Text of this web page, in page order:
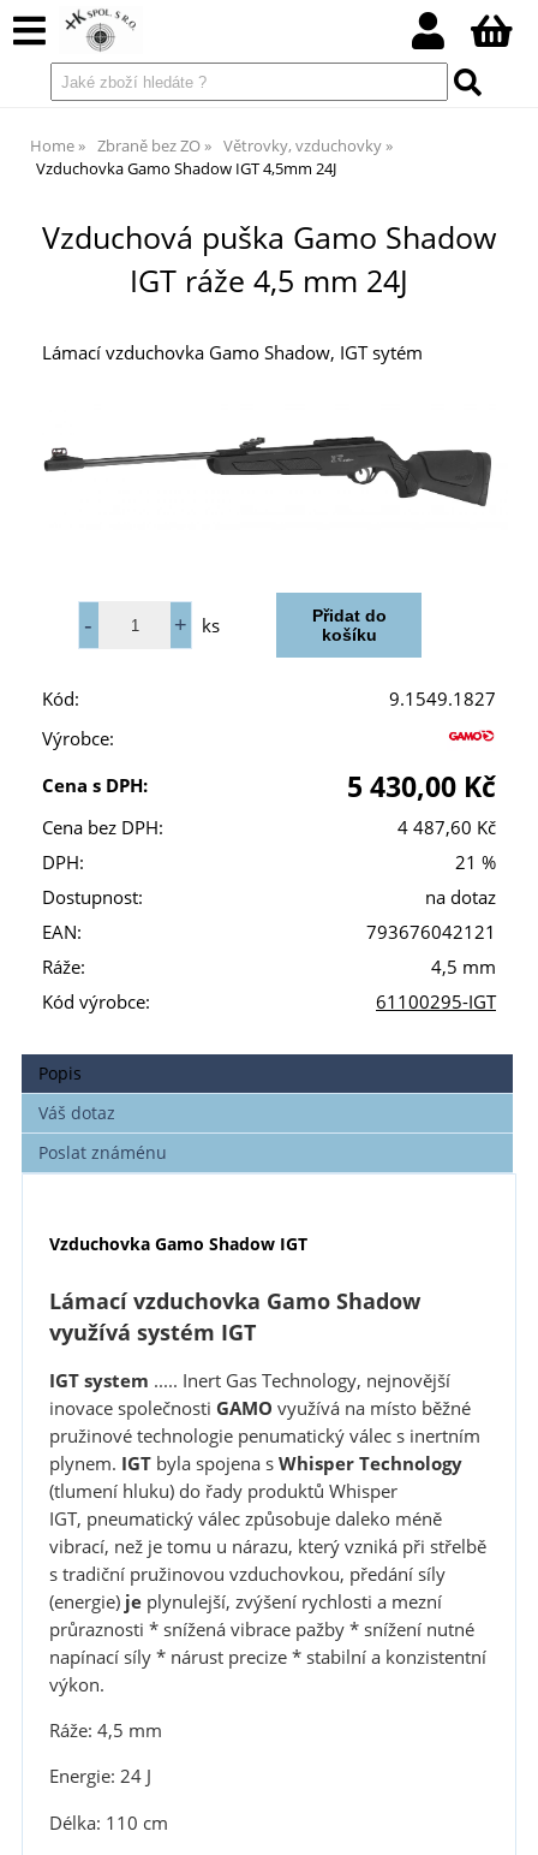
Home Zbraně bez ZO
Větrovky, vzduchovky
Vzduchovka Gamo Shadow IGT 4,5mm 24J
Vzduchová puška Gamo Shadow
IGT ráže 4,5 mm 24J
Lámací vzduchovka Gamo Shadow, IGT sytém
ks
Kód:
9.1549.1827
Výrobce:
Cena s DPH:
5 430,00 Kč
Cena bez DPH:
4 487,60 Kč
DPH:
21 %
Dostupnost:
na dotaz
EAN:
793676042121
Ráže:
4,5 mm
Kód výrobce:
61100295-IGT
Popis
Váš dotaz
Poslat známénu
Vzduchovka Gamo Shadow IGT
Lámací vzduchovka Gamo Shadow
využívá systém IGT
IGT system ..... Inert Gas Technology, nejnovější
inovace společnosti GAMO využívá na místo běžné
pružinové technologie penumatický válec s inertním
plynem. IGTbyla spojena sWhisper Technology
(tlumení hluku) do řady produktů Whisper
IGT, pneumatický válec způsobuje daleko méně
vibrací, než je tomu u nárazu, který vzniká při střelbě
s tradiční pružinovou vzduchovkou, předání síly
(energie)je plynulejší, zvýšení rychlosti a mezní
průraznosti * snížená vibrace pažby * snížení nutné
napínací síly * nárust precize * stabilní a konzistentní
výkon.
Ráže: 4,5 mm
Energie: 24 J
Délka: 110 cm